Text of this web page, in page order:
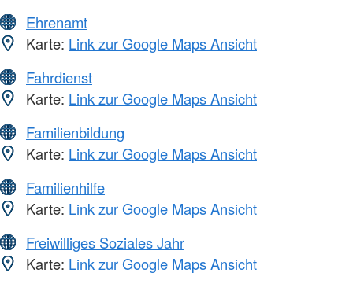
Ehrenamt
Karte: Link zur Google Maps Ansicht
Fahrdienst
Karte: Link zur Google Maps Ansicht
Familienbildung
Karte: Link zur Google Maps Ansicht
Familienhilfe
Karte: Link zur Google Maps Ansicht
Freiwilliges Soziales Jahr
Karte: Link zur Google Maps Ansicht